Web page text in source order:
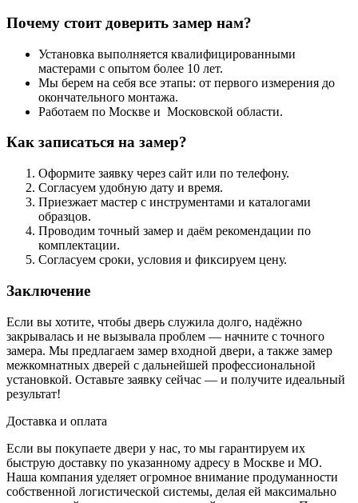
Почему стоит доверить замер нам?
Установка выполняется квалифицированными
мастерами с опытом более 10 лет.
Мы берем на себя все этапы: от первого измерения до
окончательного монтажа.
Работаем по Москве и Московской области.
Как записаться на замер?
Оформите заявку через сайт или по телефону.
Согласуем удобную дату и время.
Приезжает мастер с инструментами и каталогами
образцов.
Проводим точный замер и даём рекомендации по
комплектации.
Согласуем сроки, условия и фиксируем цену.
Заключение
Если вы хотите, чтобы дверь служила долго, надёжно
закрывалась и не вызывала проблем — начните с точного
замера. Мы предлагаем замер входной двери, а также замер
межкомнатных дверей с дальнейшей профессиональной
установкой. Оставьте заявку сейчас — и получите идеальный
результат!
Доставка и оплата
Если вы покупаете двери у нас, то мы гарантируем их
быструю доставку по указанному адресу в Москве и МО.
Наша компания уделяет огромное внимание продуманности
собственной логистической системы, делая ей максимально